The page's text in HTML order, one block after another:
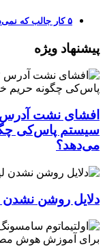
ویژه
پاس‌کی چگونه
روشن نشدن